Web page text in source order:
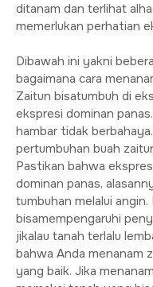
ditanam dan terlihat
memerlukan perhatian
Dibawah ini yakni
bagaimana cara
Zaitun bisatumbuh di
ekspresi dominan
hambar tidak
pertumbuhan buah
Pastikan bahwa
dominan panas,
tumbuhan melalui angin.
bisamempengaruhi
jikalau tanah terlalu
bahwa Anda menanam
yang baik. Jika